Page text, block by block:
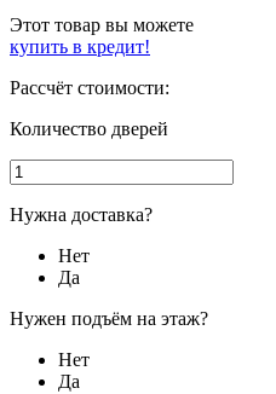
Этот товар вы можете
купить в кредит!
Рассчёт стоимости:
Количество дверей
Нужна доставка?
Нет
Да
Нужен подъём на этаж?
Нет
Да